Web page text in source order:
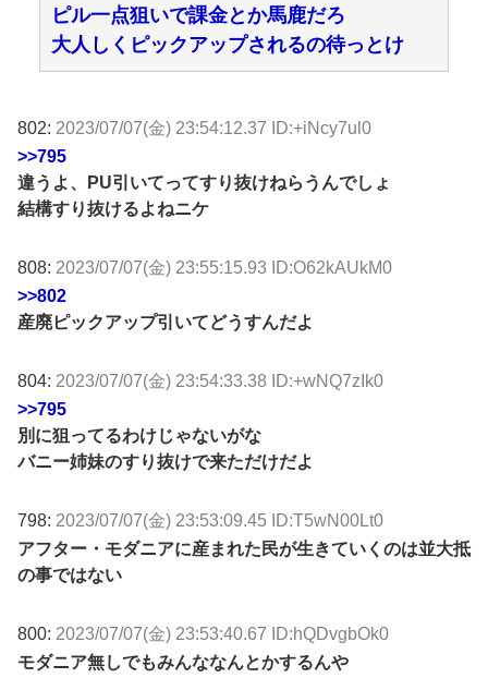
ピル一点狙いで課金とか馬鹿だろ
大人しくピックアップされるの待っとけ
802: 2023/07/07(金) 23:54:12.37 ID:+iNcy7ul0
>>795
違うよ、PU引いてってすり抜けねらうんでしょ
結構すり抜けるよねニケ
808: 2023/07/07(金) 23:55:15.93 ID:O62kAUkM0
>>802
産廃ピックアップ引いてどうすんだよ
804: 2023/07/07(金) 23:54:33.38 ID:+wNQ7zIk0
>>795
別に狙ってるわけじゃないがな
バニー姉妹のすり抜けで来ただけだよ
798: 2023/07/07(金) 23:53:09.45 ID:T5wN00Lt0
アフター・モダニアに産まれた民が生きていくのは並大抵
の事ではない
800: 2023/07/07(金) 23:53:40.67 ID:hQDvgbOk0
モダニア無しでもみんななんとかするんや